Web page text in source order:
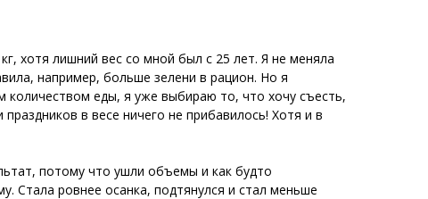
хотя лишний вес со мной был с 25 лет. Я не меняла
например, больше зелени в рацион. Но я
еды, я уже выбираю то, что хочу съесть,
в весе ничего не прибавилось! Хотя и в
потому что ушли объемы и как будто
Стала ровнее осанка, подтянулся и стал меньше